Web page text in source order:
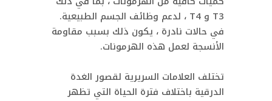
T3 و T4 ، لدعم وظائف الجسم الطبيعية.
في حالات نادرة ، يكون ذلك بسبب مقاومة
الأنسجة لعمل هذه الهرمونات.
تختلف العلامات السريرية لقصور الغدة
الدرقية باختلاف فترة الحياة التي تظهر